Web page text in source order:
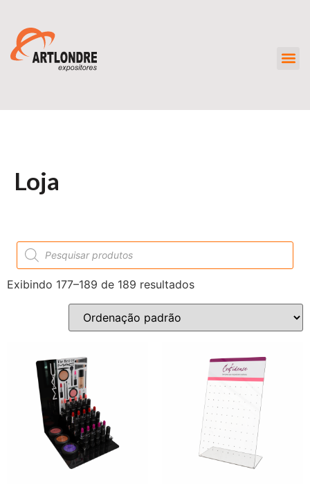
Loja
Exibindo 177–189 de 189 resultados